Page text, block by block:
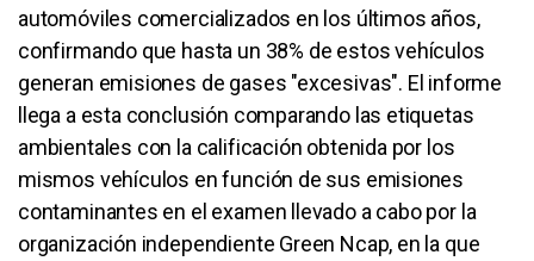
automóviles comercializados en los últimos años,
confirmando que hasta un 38% de estos vehículos
generan emisiones de gases "excesivas". El informe
llega a esta conclusión comparando las etiquetas
ambientales con la calificación obtenida por los
mismos vehículos en función de sus emisiones
contaminantes en el examen llevado a cabo por la
organización independiente Green Ncap, en la que